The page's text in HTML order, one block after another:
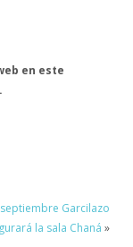
en este
Garcilazo
la sala Chaná »